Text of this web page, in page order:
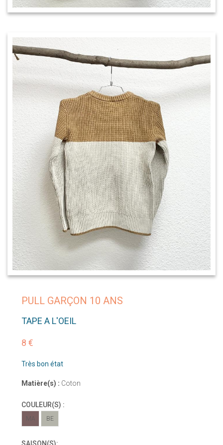
PULL GARÇON 10 ANS
TAPE A L'OEIL
8 €
Très bon état
Matière(s) : Coton
COULEUR(S) :
MA BE